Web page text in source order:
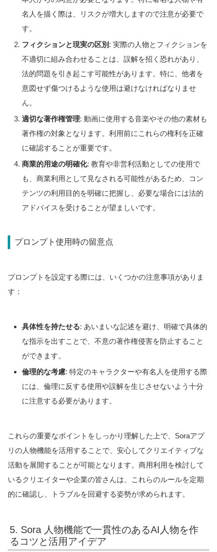
名人を描く際は、リスクが増大しますので注意が必要で
す。
フィクションと現実の区別 : 実際の人物とフィクションを
不適切に組み合わせることは、誤解を招く恐れがあり、
法的問題を引き起こす可能性があります。特に、他者を
意図せず傷つけるような使用は避けなければなりませ
ん。
適切な著作権管理: 動画に使用する音楽やその他の素材も
著作権の対象となります。利用前にこれらの権利を正確
に確認することが重要です。
商業的用途の明確化: 教育や非営利活動としての使用で
も、商業利用として見なされる可能性があるため、コン
テンツの利用目的を明確に把握し、必要な場合には法的
アドバイスを受けることが望ましいです。
プロンプト使用時の留意点
プロンプトを設定する際には、いくつかの注意事項がありま
す：
具体性を持たせる: あいまいな記述を避け、明確で具体的
な指示を出すことで、不意の著作権侵害を防止すること
ができます。
倫理的な考慮: 特定のキャラクターや有名人を使用する際
には、倫理に反する使用や誤解を生じさせないよう十分
に注意する必要があります。
これらの重要なポイントをしっかり理解した上で、Soraアプ
リの人物機能を活用することで、安心してクリエイティブな
活動を展開することが可能となります。商用利用を検討して
いるクリエイターや企業の皆さんは、これらのルールを定期
的に確認し、トラブルを回避する姿勢が求められます。
5. Sora 人物機能で一貫性のあるAI人物を作
るコツと活用アイデア